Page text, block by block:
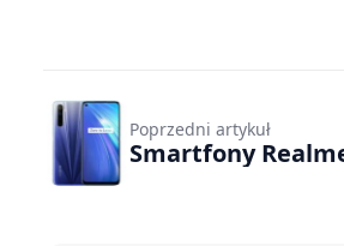
Poprzedni artykuł
Smartfony